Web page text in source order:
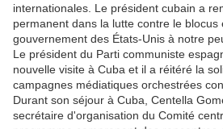
internationales. Le président cubain a
permanent dans la lutte contre le
gouvernement des États-Unis à notre
Le président du Parti communiste
nouvelle visite à Cuba et il a réitéré la
campagnes médiatiques orchestrées
Durant son séjour à Cuba, Centella
secrétaire d'organisation du Comité